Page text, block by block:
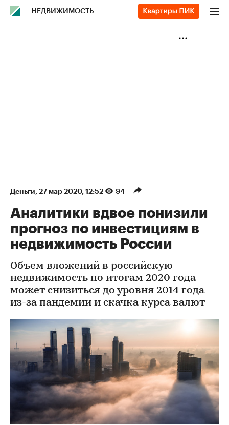
НЕДВИЖИМОСТЬ
Деньги⁠, 27 мар 2020, 12:52 94
Аналитики вдвое понизили
прогноз по инвестициям в
недвижимость России
Объем вложений в российскую
недвижимость по итогам 2020 года
может снизиться до уровня 2014 года
из-за пандемии и скачка курса валют